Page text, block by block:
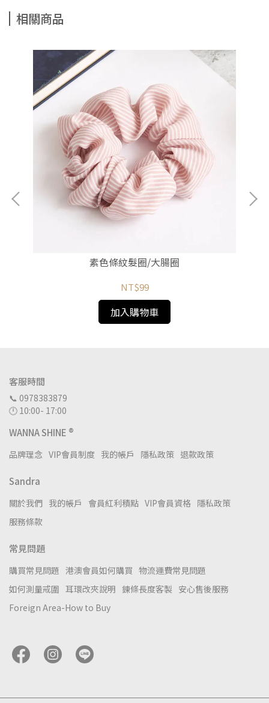
相關商品
素色條紋髮圈/大腸圈
NT$99
加入購物車
客服時間
📞 0978383879
🕛 10:00- 17:00
WANNA SHINE ®
品牌理念 VIP會員制度 我的帳戶 隱私政策 退款政策
Sandra
關於我們 我的帳戶 會員紅利積點 VIP會員資格 隱私政策
服務條款
常見問題
購買常見問題 港澳會員如何購買 物流運費常見問題
如何測量戒圍 耳環改夾說明 鍊條長度客製 安心售後服務
Foreign Area-How to Buy